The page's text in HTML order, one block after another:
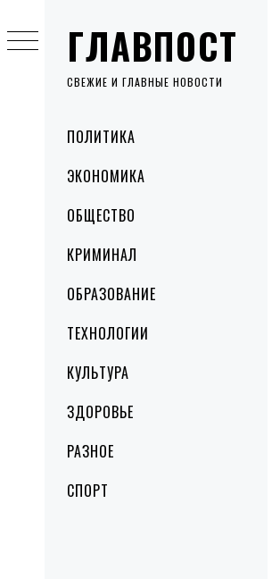
ГЛАВПОСТ
СВЕЖИЕ И ГЛАВНЫЕ НОВОСТИ
MenuПОЛИТИКА
ЭКОНОМИКА
ОБЩЕСТВО
КРИМИНАЛ
ОБРАЗОВАНИЕ
ТЕХНОЛОГИИ
КУЛЬТУРА
ЗДОРОВЬЕ
РАЗНОЕ
СПОРТ
to
content